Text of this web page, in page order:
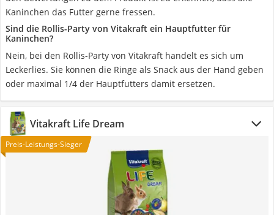
Kaninchen das Futter gerne fressen.
Sind die Rollis-Party von Vitakraft ein Hauptfutter für
Kaninchen?
Nein, bei den Rollis-Party von Vitakraft handelt es sich um
Leckerlies. Sie können die Ringe als Snack aus der Hand geben
oder maximal 1/4 der Hauptfutters damit ersetzen.
Vitakraft Life Dream
Preis-Leistungs-Sieger